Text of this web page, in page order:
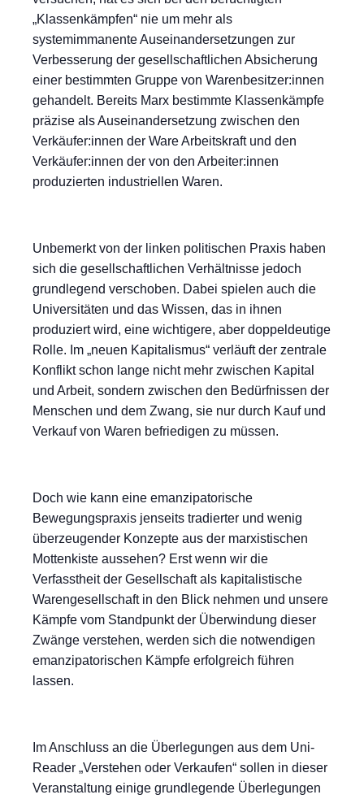
„Klassenkämpfen“ nie um mehr als
systemimmanente Auseinandersetzungen zur
Verbesserung der gesellschaftlichen Absicherung
einer bestimmten Gruppe von Warenbesitzer:innen
gehandelt. Bereits Marx bestimmte Klassenkämpfe
präzise als Auseinandersetzung zwischen den
Verkäufer:innen der Ware Arbeitskraft und den
Verkäufer:innen der von den Arbeiter:innen
produzierten industriellen Waren.
Unbemerkt von der linken politischen Praxis haben
sich die gesellschaftlichen Verhältnisse jedoch
grundlegend verschoben. Dabei spielen auch die
Universitäten und das Wissen, das in ihnen
produziert wird, eine wichtigere, aber doppeldeutige
Rolle. Im „neuen Kapitalismus“ verläuft der zentrale
Konflikt schon lange nicht mehr zwischen Kapital
und Arbeit, sondern zwischen den Bedürfnissen der
Menschen und dem Zwang, sie nur durch Kauf und
Verkauf von Waren befriedigen zu müssen.
Doch wie kann eine emanzipatorische
Bewegungspraxis jenseits tradierter und wenig
überzeugender Konzepte aus der marxistischen
Mottenkiste aussehen? Erst wenn wir die
Verfasstheit der Gesellschaft als kapitalistische
Warengesellschaft in den Blick nehmen und unsere
Kämpfe vom Standpunkt der Überwindung dieser
Zwänge verstehen, werden sich die notwendigen
emanzipatorischen Kämpfe erfolgreich führen
lassen.
Im Anschluss an die Überlegungen aus dem Uni-
Reader „Verstehen oder Verkaufen“ sollen in dieser
Veranstaltung einige grundlegende Überlegungen